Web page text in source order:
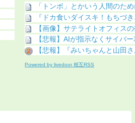
「トンボ」とかいう人間のた
『ドカ食いダイスキ！もちづ
【画像】サテライトオフィス
【悲報】AIが指示なくサイバ
【悲報】『みいちゃんと山田
Powered by livedoor 相互RSS